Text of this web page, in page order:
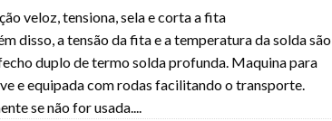
veloz, tensiona, sela e corta a fita
disso, a tensão da fita e a temperatura da solda são
duplo de termo solda profunda. Maquina para
e equipada com rodas facilitando o transporte.
se não for usada.